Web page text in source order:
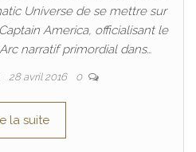
Universe de se mettre sur
America, officialisant le
narratif primordial dans…
28 avril 2016 0
la suite